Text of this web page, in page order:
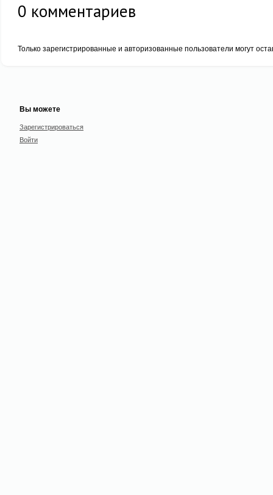
0 комментариев
Только зарегистрированные и авторизованные пользователи могут
Вы можете
Зарегистрироваться
Войти